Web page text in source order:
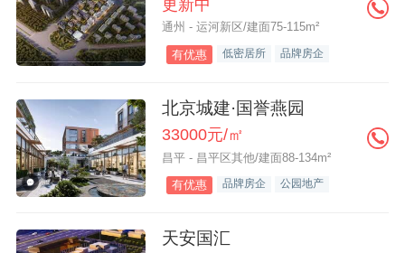
更新中
通州 - 运河新区/建面75-115m²
有优惠 低密居所 品牌房企
北京城建·国誉燕园
33000元/㎡
昌平 - 昌平区其他/建面88-134m²
有优惠 品牌房企 公园地产
天安国汇